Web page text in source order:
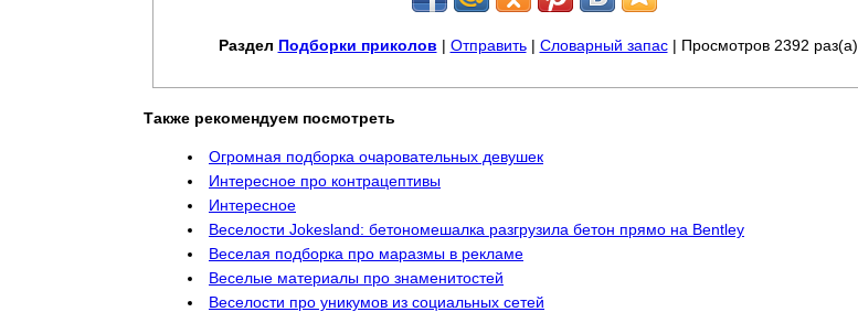
Раздел Подборки приколов | Отправить| Словарный запас| Просмотров 2392 раз(а)
Также рекомендуем посмотреть
Огромная подборка очаровательных девушек
Интересное про контрацептивы
Интересное
Веселости Jokesland: бетономешалка разгрузила бетон прямо на Bentley
Веселая подборка про маразмы в рекламе
Веселые материалы про знаменитостей
Веселости про уникумов из социальных сетей